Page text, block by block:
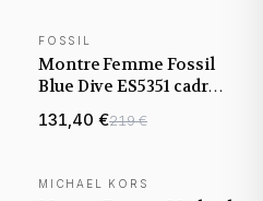
NOUVEAUTÉ
FOSSIL
Montre Femme Fossil
Blue Dive ES5351 cadran
rose bracelet acier
131,40 €219 €
NOUVEAUTÉ
MICHAEL KORS